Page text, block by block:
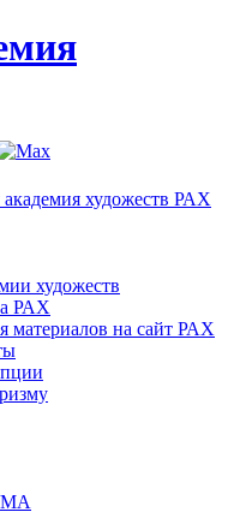
художеств РАХ
художеств
РАХ
материалов на сайт РАХ